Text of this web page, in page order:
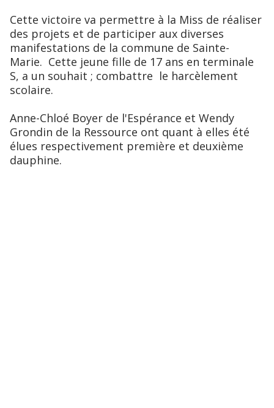
Cette victoire va permettre à la Miss de réaliser
des projets et de participer aux diverses
manifestations de la commune de Sainte-
Marie. Cette jeune fille de 17 ans en terminale
S, a un souhait ; combattre le harcèlement
scolaire.
Anne-Chloé Boyer de l'Espérance et Wendy
Grondin de la Ressource ont quant à elles été
élues respectivement première et deuxième
dauphine.